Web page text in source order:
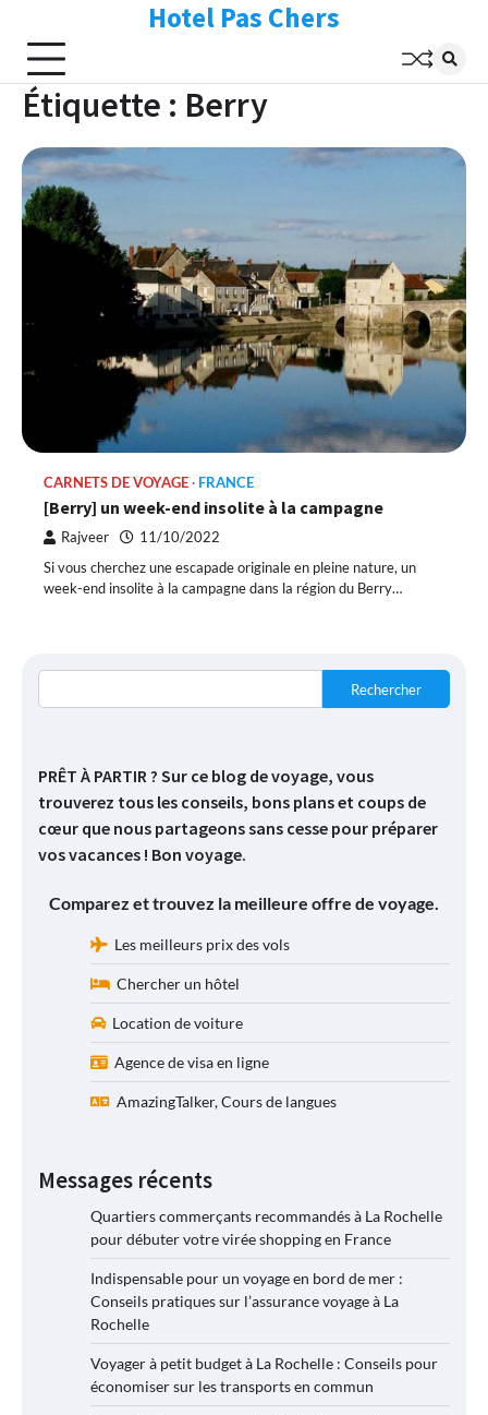
content
Hotel Pas Chers
Étiquette : Berry
CARNETS DE VOYAGE FRANCE
[Berry] un week-end insolite à la campagne
Rajveer 11/10/2022
Si vous cherchez une escapade originale en pleine nature, un
week-end insolite à la campagne dans la région du Berry…
Rechercher
PRÊT À PARTIR ? Sur ce blog de voyage, vous
trouverez tous les conseils, bons plans et coups de
cœur que nous partageons sans cesse pour préparer
vos vacances ! Bon voyage.
Comparez et trouvez la meilleure offre de voyage.
Les meilleurs prix des vols
Chercher un hôtel
Location de voiture
Agence de visa en ligne
AmazingTalker, Cours de langues
Messages récents
Quartiers commerçants recommandés à La Rochelle
pour débuter votre virée shopping en France
Indispensable pour un voyage en bord de mer :
Conseils pratiques sur l’assurance voyage à La
Rochelle
Voyager à petit budget à La Rochelle : Conseils pour
économiser sur les transports en commun